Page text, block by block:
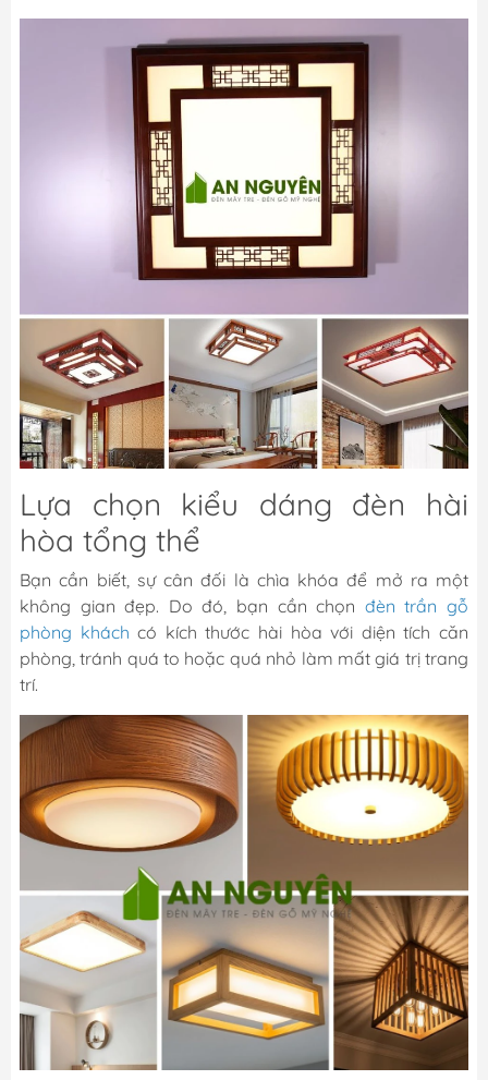
Lựa chọn kiểu dáng đèn hài
hòa tổng thể
Bạn cần biết, sự cân đối là chìa khóa để mở ra một
không gian đẹp. Do đó, bạn cần chọn đèn trần gỗ
phòng khách có kích thước hài hòa với diện tích căn
phòng, tránh quá to hoặc quá nhỏ làm mất giá trị trang
trí.